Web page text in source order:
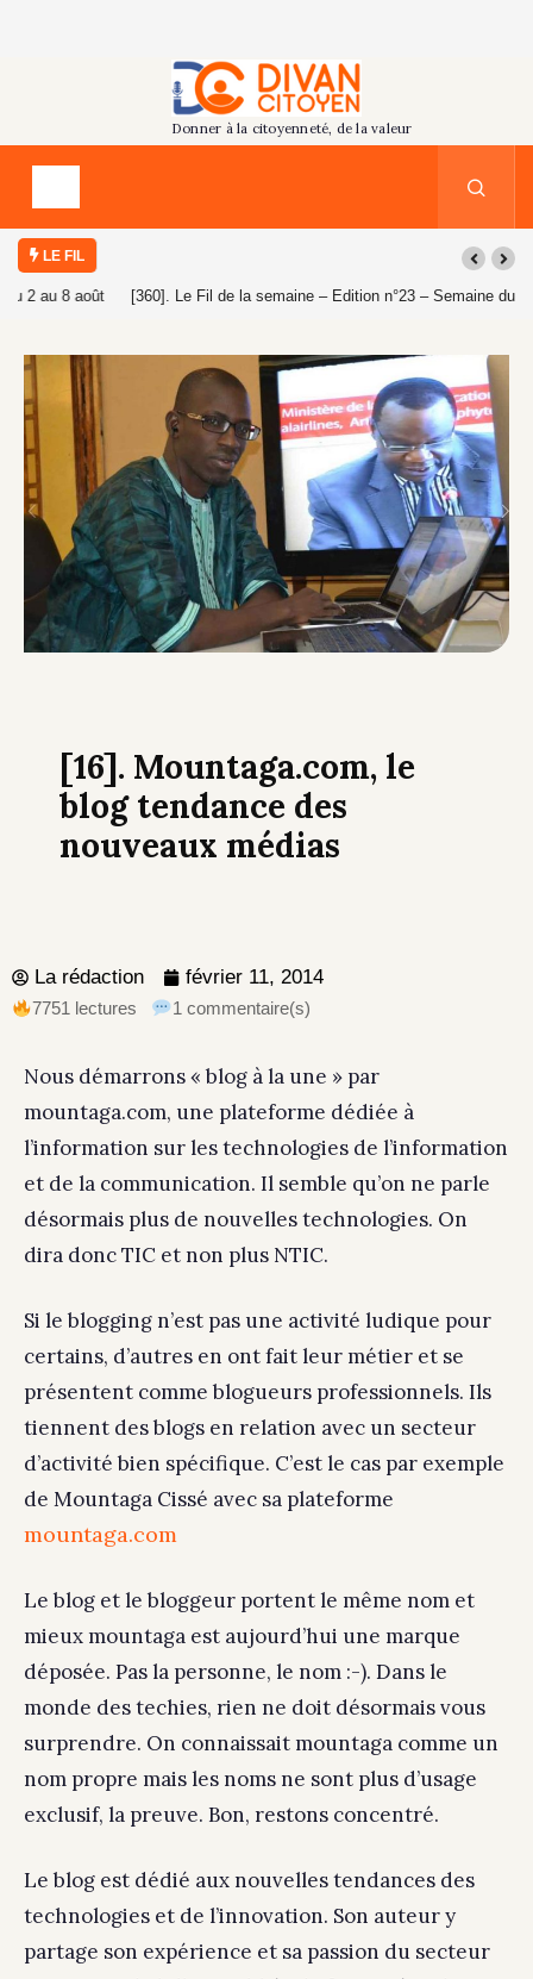
LE FIL
[360]. Le Fil de la semaine – Edition n°23 – Semaine du 26 juillet au 1er
[16]. Mountaga.com, le
blog tendance des
nouveaux médias
La rédaction février 11, 2014
7751 lectures 1 commentaire(s)
Nous démarrons « blog à la une » par
mountaga.com, une plateforme dédiée à
l’information sur les technologies de l’information
et de la communication. Il semble qu’on ne parle
désormais plus de nouvelles technologies. On
dira donc TIC et non plus NTIC.
Si le blogging n’est pas une activité ludique pour
certains, d’autres en ont fait leur métier et se
présentent comme blogueurs professionnels. Ils
tiennent des blogs en relation avec un secteur
d’activité bien spécifique. C’est le cas par exemple
de Mountaga Cissé avec sa plateforme
mountaga.com
Le blog et le bloggeur portent le même nom et
mieux mountaga est aujourd’hui une marque
déposée. Pas la personne, le nom :-). Dans le
monde des techies, rien ne doit désormais vous
surprendre. On connaissait mountaga comme un
nom propre mais les noms ne sont plus d’usage
exclusif, la preuve. Bon, restons concentré.
Le blog est dédié aux nouvelles tendances des
technologies et de l’innovation. Son auteur y
partage son expérience et sa passion du secteur